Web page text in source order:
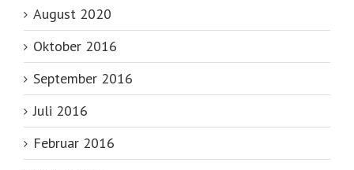
August 2020
Oktober 2016
September 2016
Juli 2016
Februar 2016